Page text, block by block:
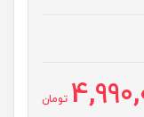
تومان